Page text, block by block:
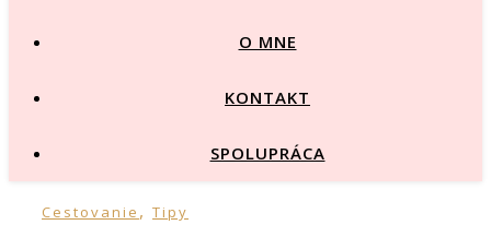
O MNE
KONTAKT
SPOLUPRÁCA
Cestovanie , Tipy